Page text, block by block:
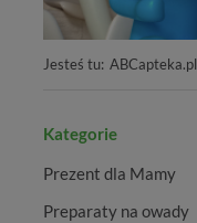
Jesteś tu: ABCapteka.pl
Kategorie
Prezent dla Mamy
Preparaty na owady